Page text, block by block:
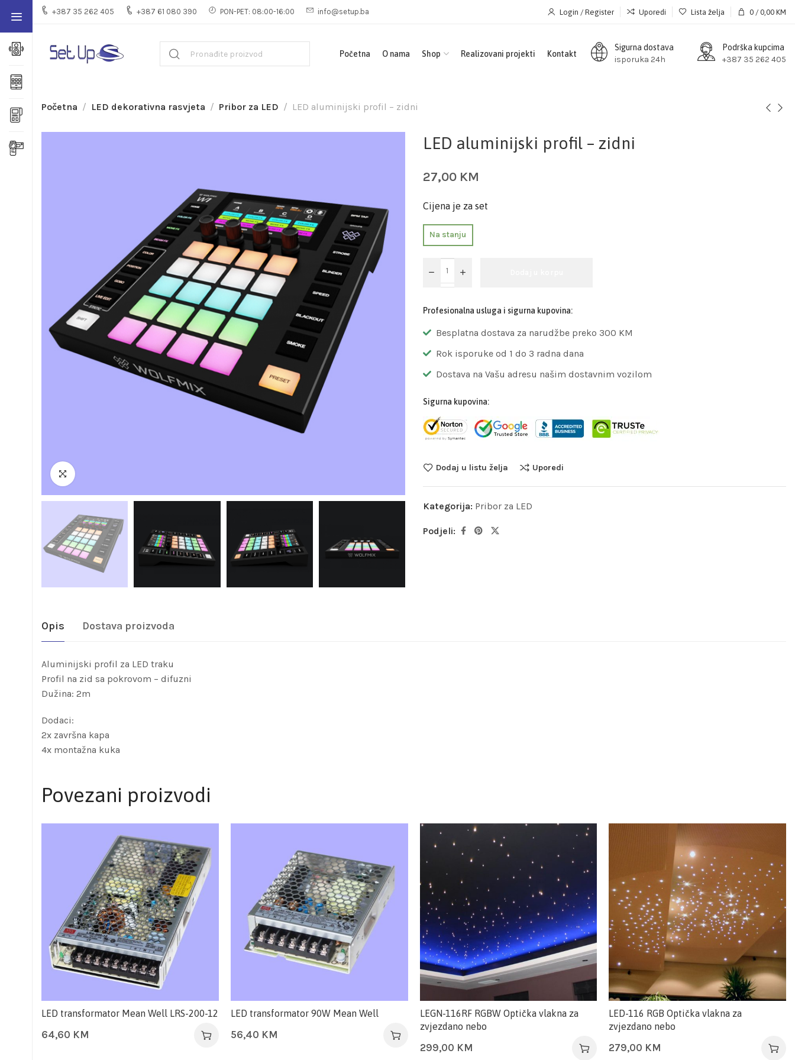
+387 35 262 405 +387 61 080 390 PON-PET: 08:00-16:00 info@setup.ba Login / Register Uporedi Lista želja 0 / 0,00 KM
Početna O nama Shop Realizovani projekti Kontakt
Sigurna dostava
isporuka 24h
Podrška kupcima
+387 35 262 405
Početna LED dekorativna rasvjeta Pribor za LED LED aluminijski profil – zidni
LED aluminijski profil – zidni
27,00 KM
Cijena je za set
Na stanju
Profesionalna usluga i sigurna kupovina:
Besplatna dostava za narudžbe preko 300 KM
Rok isporuke od 1 do 3 radna dana
Dostava na Vašu adresu našim dostavnim vozilom
Sigurna kupovina:
Dodaj u listu želja Uporedi
Kategorija: Pribor za LED
Podjeli:
Opis Dostava proizvoda
Aluminijski profil za LED traku
Profil na zid sa pokrovom – difuzni
Dužina: 2m
Dodaci:
2x završna kapa
4x montažna kuka
Povezani proizvodi
LED transformator Mean Well LRS-200-12
64,60 KM
LED transformator 90W Mean Well
56,40 KM
LEGN-116RF RGBW Optička vlakna za
zvjezdano nebo
299,00 KM
LED-116 RGB Optička vlakna za
zvjezdano nebo
279,00 KM